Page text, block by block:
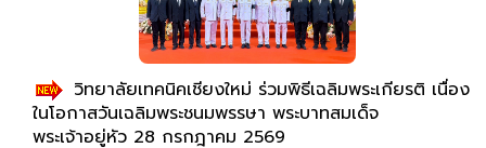
วิทยาลัยเทคนิคเชียงใหม่ ร่วมพิธีเฉลิมพระเกียรติ เนื่อง
ในโอกาสวันเฉลิมพระชนมพรรษา พระบาทสมเด็จ
พระเจ้าอยู่หัว 28 กรกฎาคม 2569